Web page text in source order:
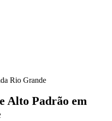
Rio Grande
Alto Padrão em